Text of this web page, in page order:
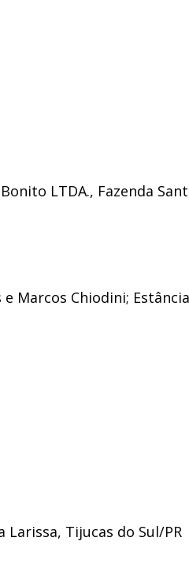
LTDA., Fazenda
Marcos Chiodini;
Larissa, Tijucas do Sul/PR